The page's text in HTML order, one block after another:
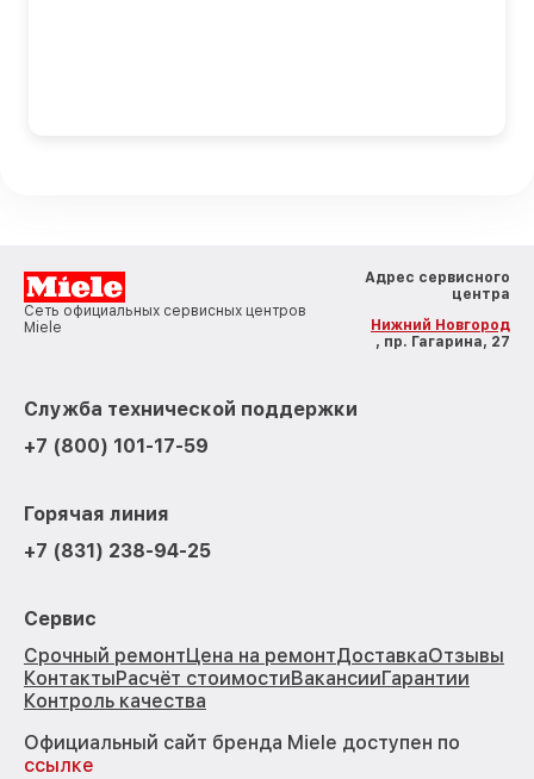
Сеть официальных сервисных центров
Miele
Адрес сервисного
центра
Нижний Новгород
, пр. Гагарина, 27
Служба технической поддержки
+7 (800) 101-17-59
Горячая линия
+7 (831) 238-94-25
Сервис
Срочный ремонтЦена на ремонтДоставкаОтзывы
КонтактыРасчёт стоимостиВакансииГарантии
Контроль качества
Официальный сайт бренда Miele доступен по
ссылке